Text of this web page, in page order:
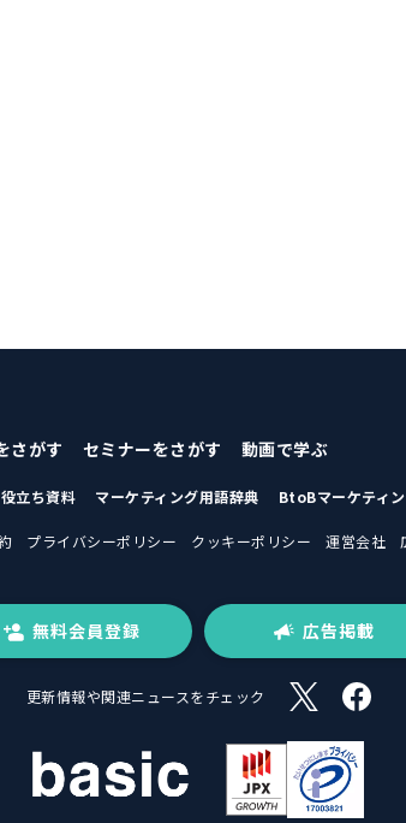
さがす セミナーをさがす 動画で学ぶ
立ち資料 マーケティング用語辞典 BtoBマーケティ
プライバシーポリシー クッキーポリシー 運営会社
無料会員登録 広告掲載
更新情報や関連ニュースをチェック